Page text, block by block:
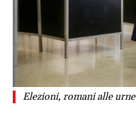
Elezioni, romani alle urne